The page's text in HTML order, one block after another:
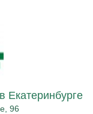
Екатеринбурге
96